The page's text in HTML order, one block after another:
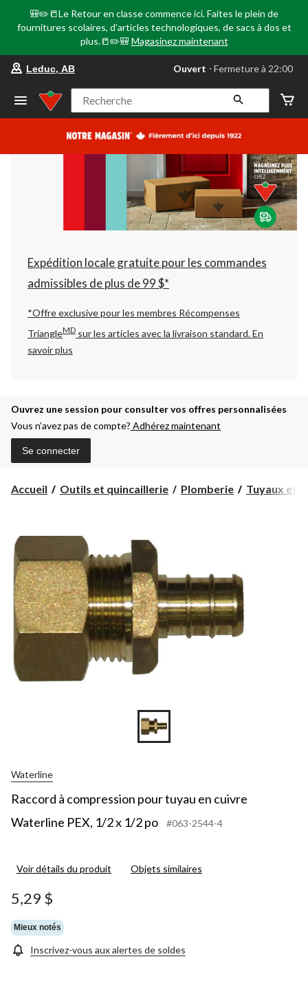
🎒✏️📒Le Retour en classe commence ici. Faites le plein de
fournitures scolaires, d'articles technologiques, de sacs à dos et
plus.📒✏️🎒 Magasinez maintenant
votre
préféré
Leduc,
AB,
courament
Fermeture
à
22:00
cliquer
pour
changer
Leduc, AB Ouvert ⋅ Fermeture à 22:00
Recherche
Expédition locale gratuite pour les commandes
admissibles de plus de 99 $*
*Offre exclusive pour les membres Récompenses
TriangleMD sur les articles avec la livraison standard.En
savoir plus
Ouvrez une session pour consulter vos offres personnalisées
Vous n’avez pas de compte? Adhérez maintenant
Se connecter
Accueil Outils et quincaillerie Plomberie Tuyaux et
Waterline
Raccord à compression pour tuyau en cuivre
Waterline PEX, 1/2 x 1/2 po
#063-2544-4
Voir détails du produit Objets similaires
5,29 $
Mieux notés
Inscrivez-vous aux alertes de soldes